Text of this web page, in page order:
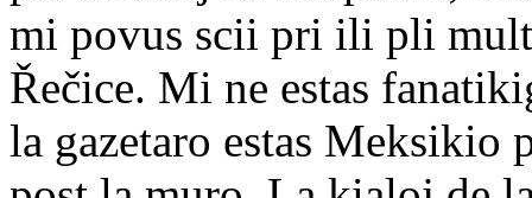
mi povus scii pri ili pli
Řečice. Mi ne estas
la gazetaro estas